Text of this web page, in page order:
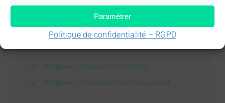
Paramétrer
Politique de confidentialité – RGPD
Projetez à la maison et au bureau grâce à ce
projecteur WXGA flexible, durable et de haute
Projecteur mobiles lampe WXGA
Projecteurs mobiles et multi-application